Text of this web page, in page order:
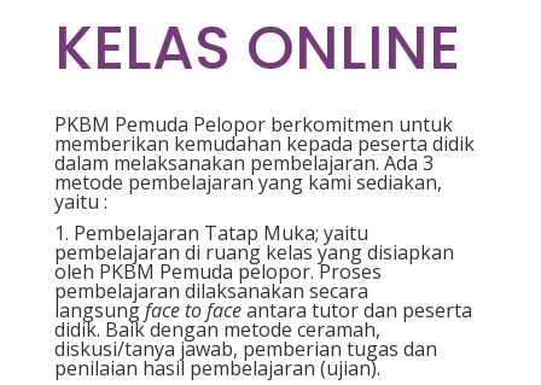
KELAS ONLINE
PKBM Pemuda Pelopor berkomitmen untuk
memberikan kemudahan kepada peserta didik
dalam melaksanakan pembelajaran. Ada 3
metode pembelajaran yang kami sediakan,
yaitu :
1. Pembelajaran Tatap Muka; yaitu
pembelajaran di ruang kelas yang disiapkan
oleh PKBM Pemuda pelopor. Proses
pembelajaran dilaksanakan secara
langsungface to faceantara tutor dan peserta
didik. Baik dengan metode ceramah,
diskusi/tanya jawab, pemberian tugas dan
penilaian hasil pembelajaran (ujian).